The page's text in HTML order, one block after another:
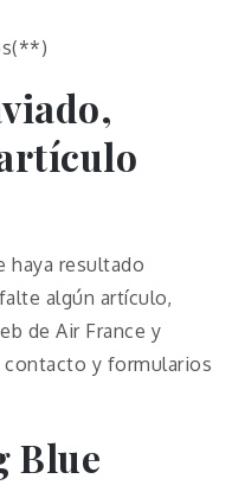
haya resultado
algún artículo,
de Air France y
y formularios
Blue